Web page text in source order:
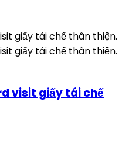
visit giấy tái chế